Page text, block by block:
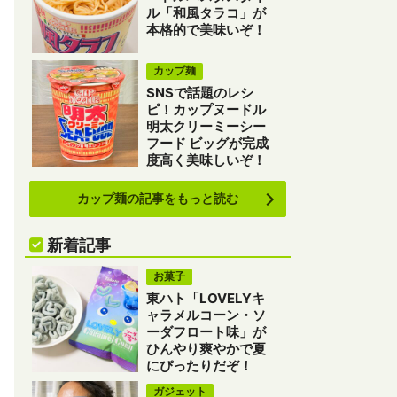
ル「和風タラコ」が
本格的で美味いぞ！
カップ麺
SNSで話題のレシ
ピ！カップヌードル
明太クリーミーシー
フード ビッグが完成
度高く美味しいぞ！
カップ麺の記事をもっと読む
新着記事
お菓子
東ハト「LOVELYキ
ャラメルコーン・ソ
ーダフロート味」が
ひんやり爽やかで夏
にぴったりだぞ！
ガジェット